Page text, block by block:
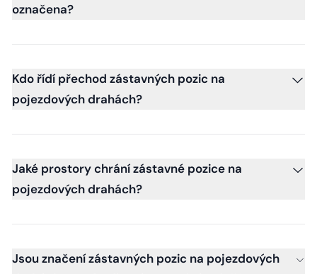
označena?
Kdo řídí přechod zástavných pozic na
pojezdových drahách?
Jaké prostory chrání zástavné pozice na
pojezdových drahách?
Jsou značení zástavných pozic na pojezdových